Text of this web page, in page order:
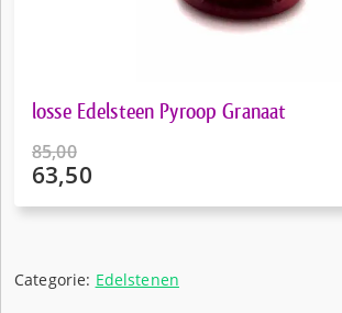
losse Edelsteen Pyroop Granaat
85,00
Oorspronkelijke
63,50
€63,50.
Categorie: Edelstenen